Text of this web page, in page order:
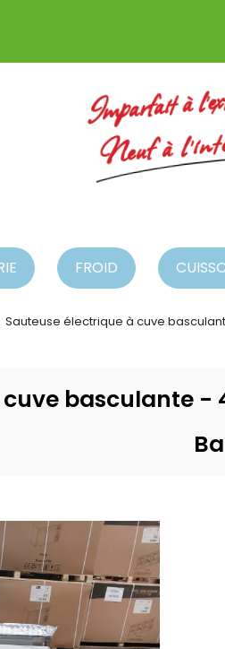
Imparfait à
Neuf à
FROID
Sauteuse électrique à cuve
basculante -